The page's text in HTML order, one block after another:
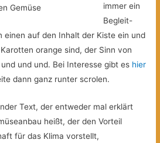
Gemüse
immer ein
Begleit-
einen auf den Inhalt der Kiste ein und
orange sind, der Sinn von
und und und. Bei Interesse gibt es hier
dann ganz runter scrolen.
Text, der entweder mal erklärt
heißt, der den Vorteil
für das Klima vorstellt,